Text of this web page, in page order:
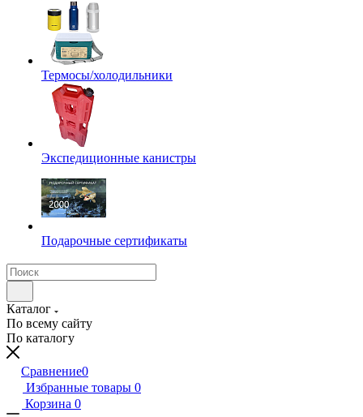
Термосы/холодильники
Экспедиционные канистры
Подарочные сертификаты
Каталог
По всему сайту
По каталогу
Сравнение0
Избранные товары 0
Корзина 0